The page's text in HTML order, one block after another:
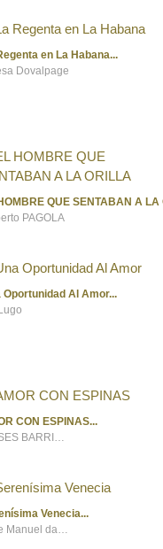
en La Habana
Dovalpage
QUE SENTABAN A LA
PAGOLA
Oportunidad Al Amor
Oicatá
CON ESPINAS
ULISES BARRIOS CARDONA
Venecia
Jose Manuel da Rocha Cavadas